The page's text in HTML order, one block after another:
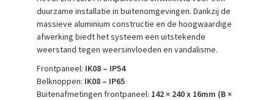
duurzame installatie in buitenomgevingen. Dankzij de
massieve aluminium constructie en de hoogwaardige
afwerking biedt het systeem een uitstekende
weerstand tegen weersinvloeden en vandalisme.
Frontpaneel: IK08 – IP54
Belknoppen: IK08 – IP65
Buitenafmetingen frontpaneel: 142 × 240 x 16mm (B ×